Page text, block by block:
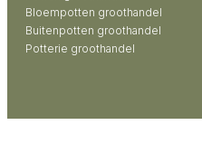
Bloempotten groothandel
Buitenpotten groothandel
Potterie groothandel